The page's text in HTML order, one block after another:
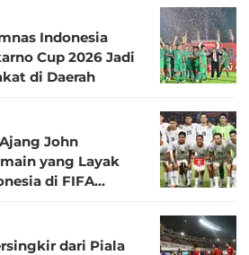
Indonesia
Cup 2026 Jadi
di Daerah
John
yang Layak
di FIFA
dari Piala